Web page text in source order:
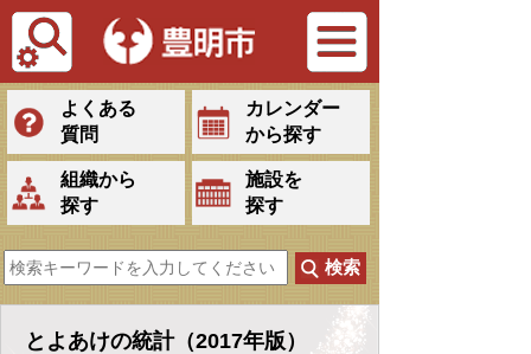
Tiếng Việt
よくある
質問
カレンダー
から探す
組織から
探す
施設を
探す
とよあけの統計（2017年版）